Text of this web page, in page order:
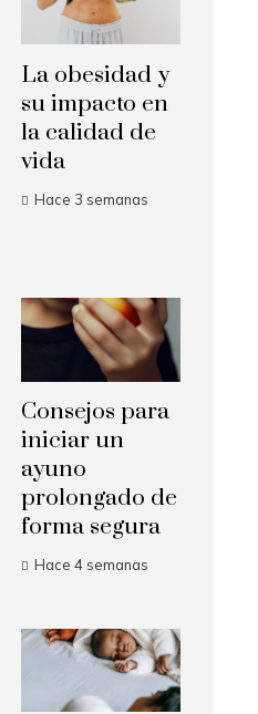
La obesidad y
su impacto en
la calidad de
vida
Hace 3 semanas
Consejos para
iniciar un
ayuno
prolongado de
forma segura
Hace 4 semanas